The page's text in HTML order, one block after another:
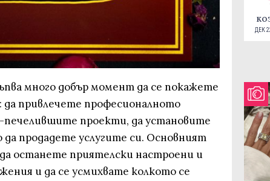
много добър момент да се покажете
да привлечете професионалното
печелившите проекти, да установите
продадете услугите си. Основният
останете приятелски настроени и
и да се усмихвате колкото се
ДЕК